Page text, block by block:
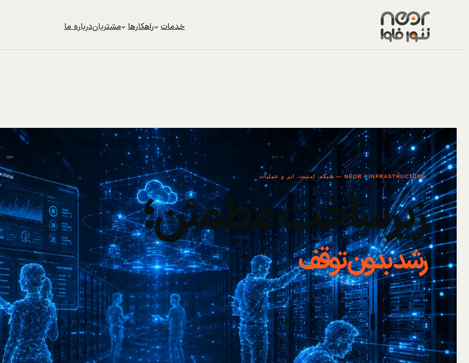
خدمات راهکارها مشتریاندرباره ما
NEOR / INFRASTRUCTURE — شبکه، امنیت، ابر و عملیات
زیرساخت مطمئن؛
رشد بدون توقف